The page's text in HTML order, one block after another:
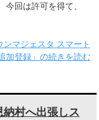
回は許可を得て、
ンマジェスタ スマート
加登録」の続きを読む
納村へ出張しス